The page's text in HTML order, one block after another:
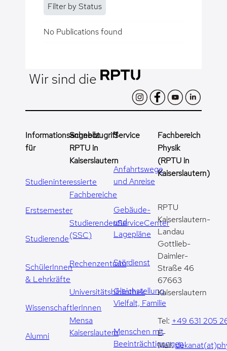
Filter by Status
No Publications found
Wir sind die
Informationsangebot
für
Studieninteressierte
Erstsemester
Studierende
SchülerInnen
& Lehrkräfte
WissenschaftlerInnen
Alumni
Schnellzugriff
RPTU in
Kaiserslautern
Fachbereiche
StudierendenServiceCenter
(SSC)
Rechenzentrum
Universitätsbibliothek
Mensa
Kaiserslautern
Service
Anfahrtswege
und Anreise
Gebäude-
und
Lagepläne
Stördienst
Gleichstellung,
Vielfalt, Familie
Menschen mit
Beeinträchtigungen
Fachbereich
Physik
(RPTU in
Kaiserslautern)
RPTU
Kaiserslautern-
Landau
Gottlieb-
Daimler-
Straße 46
67663
Kaiserslautern
Tel: +49 631 205
E-
Mail: